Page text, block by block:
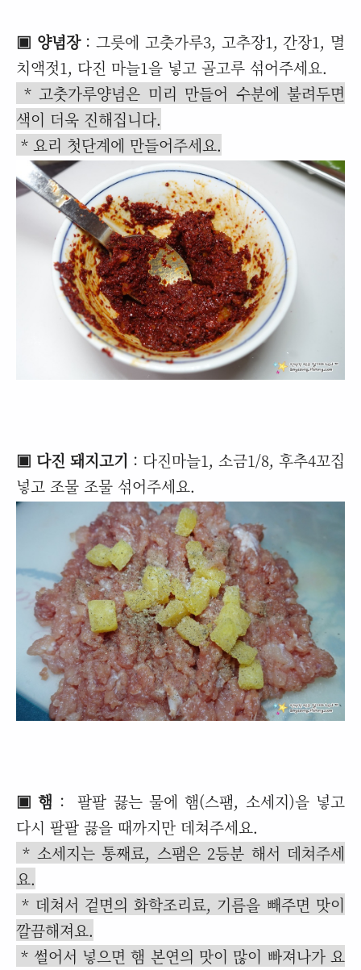
▣ 양념장: 그릇에 고춧가루3, 고추장1, 간장1, 멸
치액젓1, 다진 마늘1을 넣고 골고루 섞어주세요.
* 고춧가루양념은 미리 만들어 수분에 불려두면
색이 더욱 진해집니다.
* 요리 첫단계에 만들어주세요.
▣ 다진 돼지고기 : 다진마늘1, 소금1/8, 후추4꼬집
넣고 조물 조물 섞어주세요.
▣ 햄 : 팔팔 끓는 물에 햄(스팸, 소세지)을 넣고
다시 팔팔 끓을 때까지만 데쳐주세요.
* 소세지는 통째료, 스팸은 2등분 해서 데쳐주세
요.
* 데쳐서 겉면의 화학조리료, 기름을 빼주면 맛이
깔끔해져요.
* 썰어서 넣으면 햄 본연의 맛이 많이 빠져나가 요